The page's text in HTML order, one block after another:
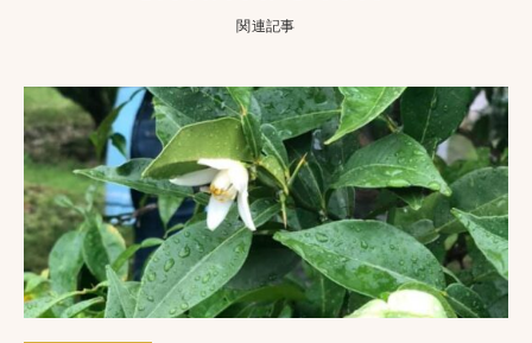
関連記事